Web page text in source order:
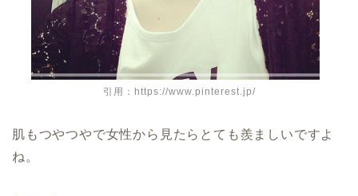
引用：https://www.pinterest.jp/
肌もつやつやで女性から見たらとても羨ましいですよ
ね。